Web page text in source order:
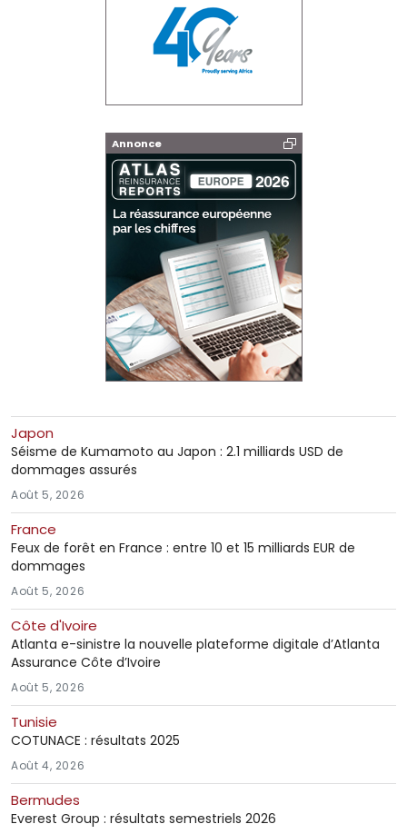
Annonce
Japon
Séisme de Kumamoto au Japon : 2.1 milliards USD de
dommages assurés
Août 5, 2026
France
Feux de forêt en France : entre 10 et 15 milliards EUR de
dommages
Août 5, 2026
Côte d'Ivoire
Atlanta e-sinistre la nouvelle plateforme digitale d’Atlanta
Assurance Côte d’Ivoire
Août 5, 2026
Tunisie
COTUNACE : résultats 2025
Août 4, 2026
Bermudes
Everest Group : résultats semestriels 2026